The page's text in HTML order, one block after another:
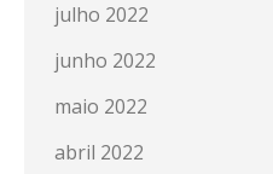
julho 2022
junho 2022
maio 2022
abril 2022